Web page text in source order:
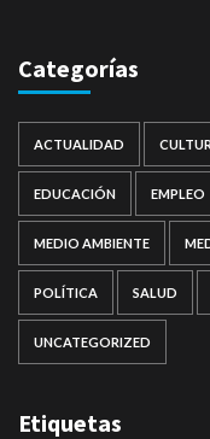
Categorías
ACTUALIDAD
EDUCACIÓN EMPLEO
MEDIO AMBIENTE
POLÍTICA SALUD
UNCATEGORIZED
Etiquetas